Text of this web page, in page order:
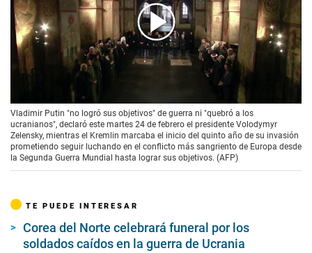
00:00
Vladimir Putin "no logró sus objetivos" de guerra ni "quebró a los
ucranianos", declaró este martes 24 de febrero el presidente Volodymyr
Zelensky, mientras el Kremlin marcaba el inicio del quinto año de su invasión
prometiendo seguir luchando en el conflicto más sangriento de Europa desde
la Segunda Guerra Mundial hasta lograr sus objetivos. (AFP)
TE PUEDE INTERESAR
Corea del Norte celebrará funeral por los
soldados caídos en la guerra de Ucrania